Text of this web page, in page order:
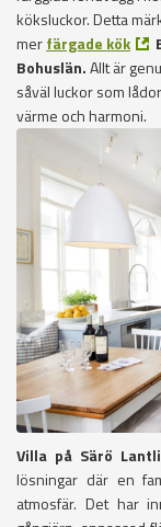
köksluckor. Detta
merfärgade kök
Bohuslän.Allt är
såväl luckor som
värme och harmoni.
Villa på Särö
lösningar där en
atmosfär. Det har